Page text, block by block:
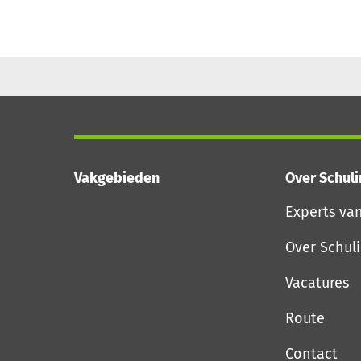
Vakgebieden
Over
Experts
Over
Vacatures
Route
Contact